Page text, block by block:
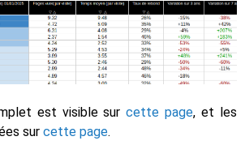
est visible surcette page, et les
sur cette page.